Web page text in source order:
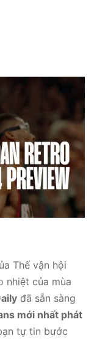
Thế vận hội
nhiệt của mùa
đã sẵn sàng
mới nhất phát
tự tin bước